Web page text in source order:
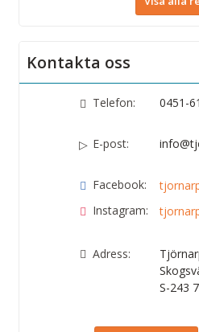
Kontakta oss
Telefon: 0451-
E-post:
Facebook:
Instagram:
Adress:
S-243